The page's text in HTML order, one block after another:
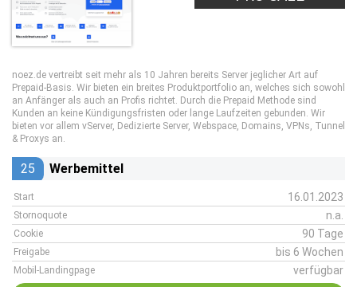
noez.de vertreibt seit mehr als 10 Jahren bereits Server jeglicher Art auf
Prepaid-Basis. Wir bieten ein breites Produktportfolio an, welches sich sowohl
an Anfänger als auch an Profis richtet. Durch die Prepaid Methode sind
Kunden an keine Kündigungsfristen oder lange Laufzeiten gebunden. Wir
bieten vor allem vServer, Dedizierte Server, Webspace, Domains, VPNs, Tunnel
& Proxys an.
25 Werbemittel
Start 16.01.2023
Stornoquote n.a.
Cookie 90 Tage
Freigabe bis 6 Wochen
Mobil-Landingpage verfügbar